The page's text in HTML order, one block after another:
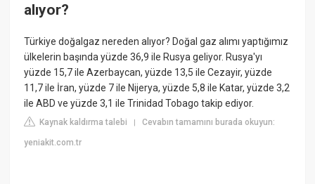
alıyor?
Türkiye doğalgaz nereden alıyor? Doğal gaz alımı yaptığımız
ülkelerin başında yüzde 36,9 ile Rusya geliyor. Rusya'yı
yüzde 15,7 ile Azerbaycan, yüzde 13,5 ile Cezayir, yüzde
11,7 ile İran, yüzde 7 ile Nijerya, yüzde 5,8 ile Katar, yüzde 3,2
ile ABD ve yüzde 3,1 ile Trinidad Tobago takip ediyor.
Kaynak kaldırma talebi |Cevabın tamamını burada okuyun:
yeniakit.com.tr